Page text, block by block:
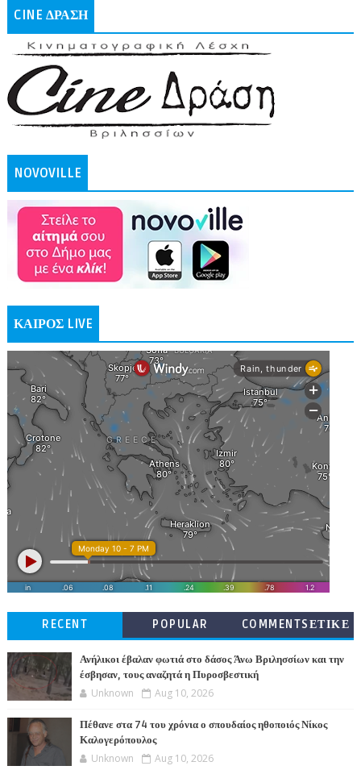
CINE ΔΡΑΣΗ
NOVOVILLE
ΚΑΙΡΟΣ LIVE
RECENT POPULAR
COMMENTSΕΤΙΚΕ
Ανήλικοι έβαλαν φωτιά στο δάσος Άνω Βριλησσίων και την
έσβησαν, τους αναζητά η Πυροσβεστική
Unknown Aug 10, 2026
Πέθανε στα 74 του χρόνια ο σπουδαίος ηθοποιός Νίκος
Καλογερόπουλος
Unknown Aug 10, 2026